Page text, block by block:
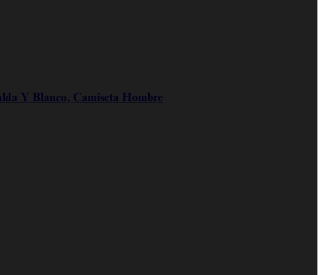
Y Blanco, Camiseta Hombre